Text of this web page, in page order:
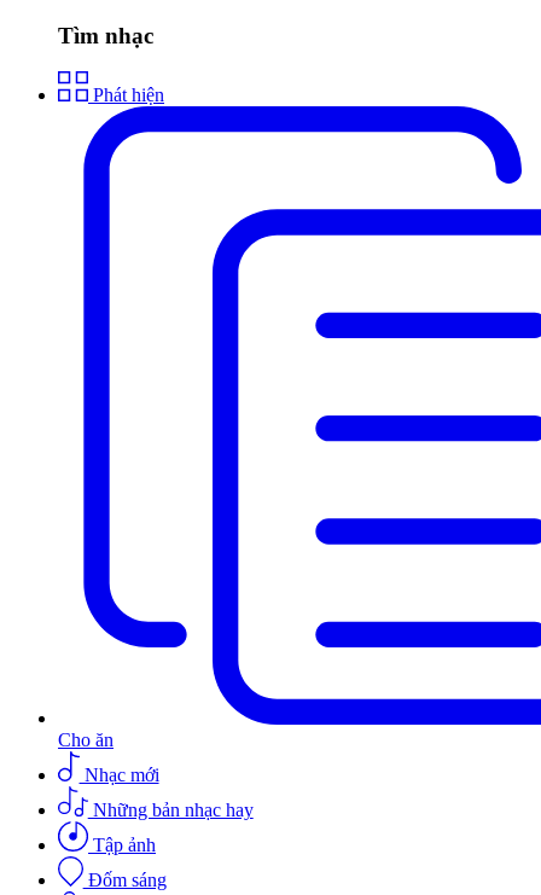
Tìm nhạc
Phát hiện
Cho ăn
Nhạc mới
Những bản nhạc hay
Tập ảnh
Đốm sáng